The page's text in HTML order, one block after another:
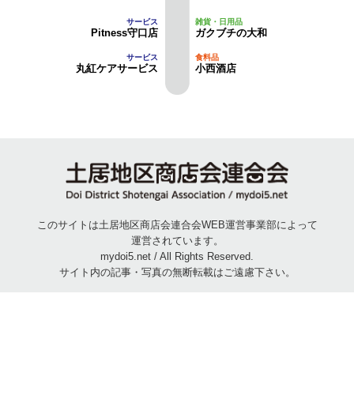
Pitness守口店
丸紅ケアサービス
ガクブチの大和
小西酒店
このサイトは土居地区商店会連合会WEB運営事業部によって
運営されています。
mydoi5.net / All Rights Reserved.
サイト内の記事・写真の無断転載はご遠慮下さい。